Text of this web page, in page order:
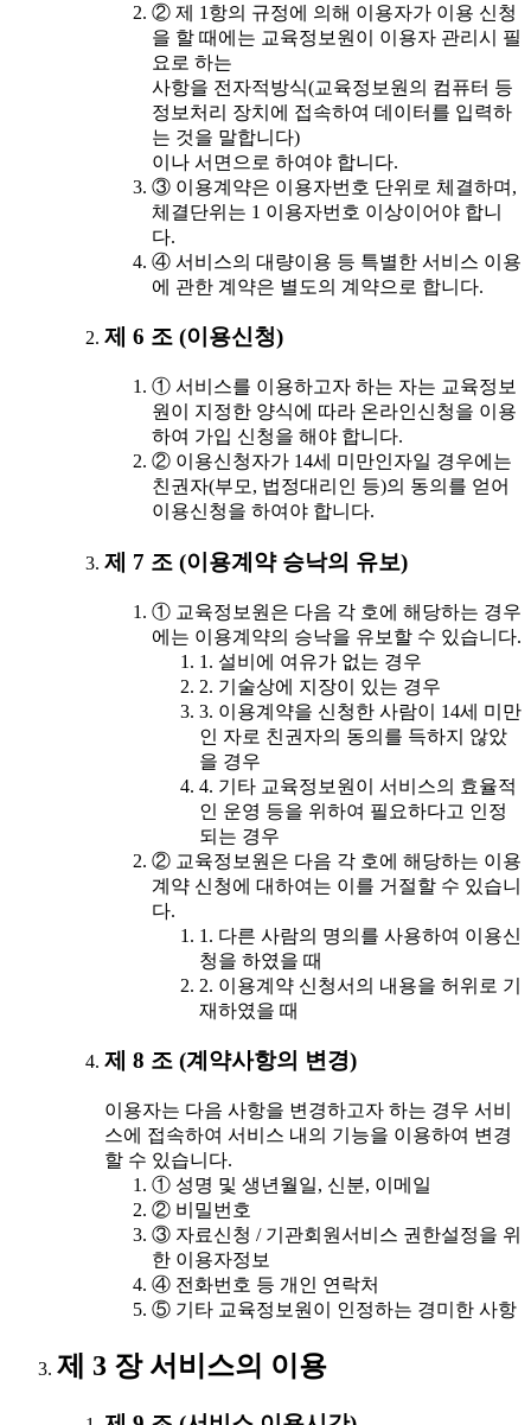
② 제 1항의 규정에 의해 이용자가 이용 신청
을 할 때에는 교육정보원이 이용자 관리시 필
요로 하는
사항을 전자적방식(교육정보원의 컴퓨터 등
정보처리 장치에 접속하여 데이터를 입력하
는 것을 말합니다)
이나 서면으로 하여야 합니다.
③ 이용계약은 이용자번호 단위로 체결하며,
체결단위는 1 이용자번호 이상이어야 합니
다.
④ 서비스의 대량이용 등 특별한 서비스 이용
에 관한 계약은 별도의 계약으로 합니다.
제 6 조 (이용신청)
① 서비스를 이용하고자 하는 자는 교육정보
원이 지정한 양식에 따라 온라인신청을 이용
하여 가입 신청을 해야 합니다.
② 이용신청자가 14세 미만인자일 경우에는
친권자(부모, 법정대리인 등)의 동의를 얻어
이용신청을 하여야 합니다.
제 7 조 (이용계약 승낙의 유보)
① 교육정보원은 다음 각 호에 해당하는 경우
에는 이용계약의 승낙을 유보할 수 있습니다.
1. 설비에 여유가 없는 경우
2. 기술상에 지장이 있는 경우
3. 이용계약을 신청한 사람이 14세 미만
인 자로 친권자의 동의를 득하지 않았
을 경우
4. 기타 교육정보원이 서비스의 효율적
인 운영 등을 위하여 필요하다고 인정
되는 경우
② 교육정보원은 다음 각 호에 해당하는 이용
계약 신청에 대하여는 이를 거절할 수 있습니
다.
1. 다른 사람의 명의를 사용하여 이용신
청을 하였을 때
2. 이용계약 신청서의 내용을 허위로 기
재하였을 때
제 8 조 (계약사항의 변경)
이용자는 다음 사항을 변경하고자 하는 경우 서비
스에 접속하여 서비스 내의 기능을 이용하여 변경
할 수 있습니다.
① 성명 및 생년월일, 신분, 이메일
② 비밀번호
③ 자료신청 / 기관회원서비스 권한설정을 위
한 이용자정보
④ 전화번호 등 개인 연락처
⑤ 기타 교육정보원이 인정하는 경미한 사항
제 3 장 서비스의 이용